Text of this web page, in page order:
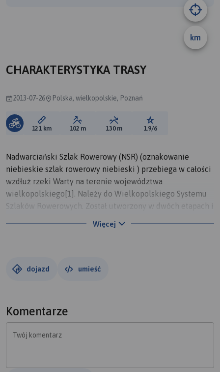
km
CHARAKTERYSTYKA TRASY
2013-07-26 Polska, wielkopolskie, Poznań
Długość trasy:
121 km Suma przewyższeń:
102 m Suma spadków:
130 m Ocena trasy:
1.9/6
Nadwarciański Szlak Rowerowy (NSR) (oznakowanie
niebieskie szlak rowerowy niebieski ) przebiega w całości
wzdłuż rzeki Warty na terenie województwa
wielkopolskiego[1]. Należy do Wielkopolskiego Systemu
Szlaków Rowerowych. Został utworzony w dwóch etapach i
odcinek wschodni, oznakowany w 2005 roku. Liczy 250 km
od Poznania do Międzychodu;
publikacji mianem Nadwarciańskiego Szlaku Rowerowego
Poznański Węzeł Rowerowy znajdujący się na brzegu
Więcej
dojazd umieść
Komentarze
Twój komentarz